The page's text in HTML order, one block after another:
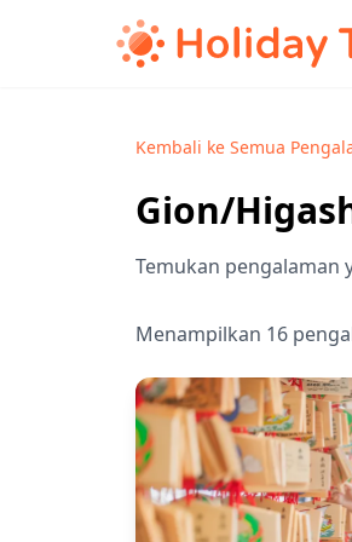
Kembali ke Semua
Gion/
Temukan pengalaman
Menampilkan 16